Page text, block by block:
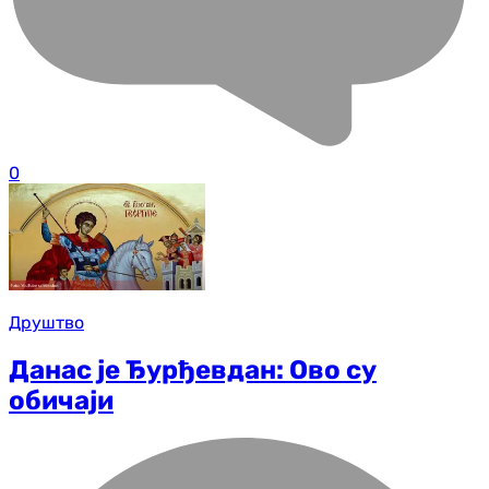
0
Друштво
Данас је Ђурђевдан: Ово су
обичаји